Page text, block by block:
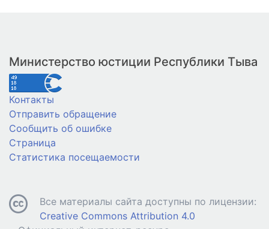
Министерство юстиции Республики Тыва
Контакты
Отправить обращение
Сообщить об ошибке
Страница
Статистика посещаемости
Все материалы сайта доступны по лицензии:
Creative Commons Attribution 4.0